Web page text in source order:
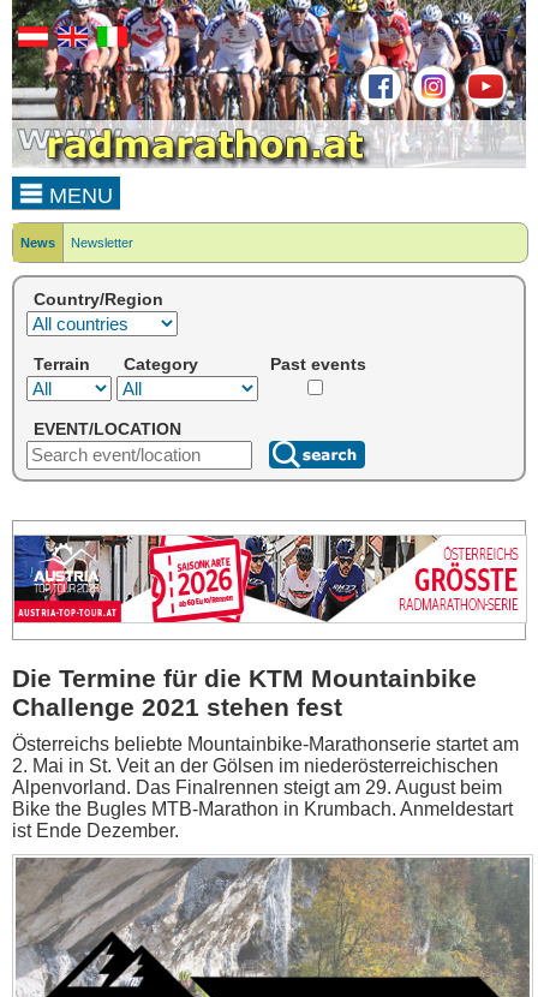
MENU
News Newsletter
Country/Region
Terrain Category Past events
EVENT/LOCATION
Die Termine für die KTM Mountainbike
Challenge 2021 stehen fest
Österreichs beliebte Mountainbike-Marathonserie startet am
2. Mai in St. Veit an der Gölsen im niederösterreichischen
Alpenvorland. Das Finalrennen steigt am 29. August beim
Bike the Bugles MTB-Marathon in Krumbach. Anmeldestart
ist Ende Dezember.